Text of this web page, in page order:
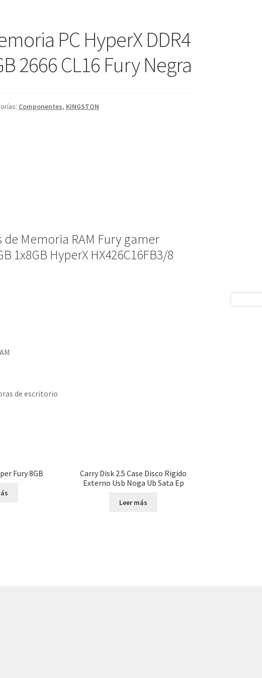
PC HyperX DDR4
2666 CL16 Fury Negra
Componentes, KINGSTON
Memoria RAM Fury gamer
1x8GB HyperX HX426C16FB3/8
de escritorio
Fury 8GB
Carry Disk 2.5 Case Disco Rigido
Externo Usb Noga Ub Sata Ep
Leer más